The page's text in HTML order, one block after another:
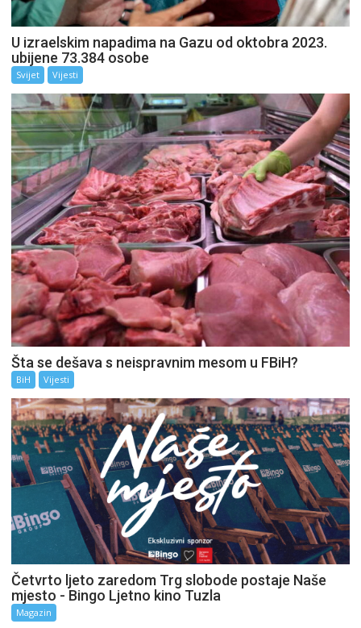
U izraelskim napadima na Gazu od oktobra 2023.
ubijene 73.384 osobe
Svijet Vijesti
Šta se dešava s neispravnim mesom u FBiH?
BiH Vijesti
Četvrto ljeto zaredom Trg slobode postaje Naše
mjesto - Bingo Ljetno kino Tuzla
Magazin